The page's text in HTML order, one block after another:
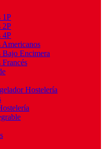
1P
2P
4P
Encimera
Hostelería